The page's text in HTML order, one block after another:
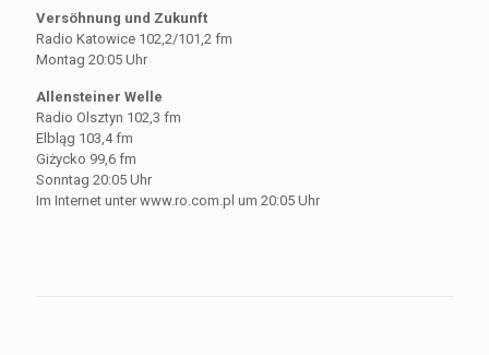
Versöhnung und Zukunft
Radio Katowice 102,2/101,2 fm
Montag 20:05 Uhr
Allensteiner Welle
Radio Olsztyn 102,3 fm
Elbląg 103,4 fm
Giżycko 99,6 fm
Sonntag 20:05 Uhr
Im Internet unter www.ro.com.pl um 20:05 Uhr